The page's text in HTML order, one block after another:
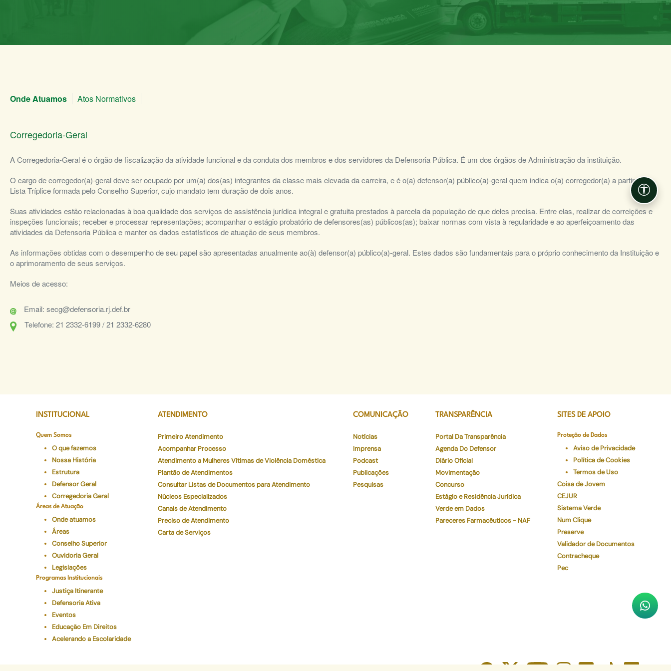
Onde Atuamos Atos Normativos
Corregedoria-Geral
A Corregedoria-Geral é o órgão de fiscalização da atividade funcional e da conduta dos membros e dos servidores da Defensoria Pública. É um dos órgãos de Administração da instituição.
O cargo de corregedor(a)-geral deve ser ocupado por um(a) dos(as) integrantes da classe mais elevada da carreira, e é o(a) defensor(a) público(a)-geral quem indica o(a) corregedor(a) a partir da
Lista Tríplice formada pelo Conselho Superior, cujo mandato tem duração de dois anos.
Suas atividades estão relacionadas à boa qualidade dos serviços de assistência jurídica integral e gratuita prestados à parcela da população de que deles precisa. Entre elas, realizar de correições e
inspeções funcionais; receber e processar representações; acompanhar o estágio probatório de defensores(as) públicos(as); baixar normas com vista à regularidade e ao aperfeiçoamento das
atividades da Defensoria Pública e manter os dados estatísticos de atuação de seus membros.
As informações obtidas com o desempenho de seu papel são apresentadas anualmente ao(à) defensor(a) público(a)-geral. Estes dados são fundamentais para o próprio conhecimento da Instituição e
o aprimoramento de seus serviços.
Meios de acesso:
Email: secg@defensoria.rj.def.br
Telefone: 21 2332-6199 / 21 2332-6280
INSTITUCIONAL
Quem Somos
O que fazemos
Nossa História
Estrutura
Defensor Geral
Corregedoria Geral
Áreas de Atuação
Onde atuamos
Áreas
Conselho Superior
Ouvidoria Geral
Legislações
Programas Institucionais
Justiça Itinerante
Defensoria Ativa
Eventos
Educação Em Direitos
Acelerando a Escolaridade
ATENDIMENTO
Primeiro Atendimento
Acompanhar Processo
Atendimento a Mulheres Vítimas de Violência Doméstica
Plantão de Atendimentos
Consultar Listas de Documentos para Atendimento
Núcleos Especializados
Canais de Atendimento
Preciso de Atendimento
Carta de Serviços
COMUNICAÇÃO
Notícias
Imprensa
Podcast
Publicações
Pesquisas
TRANSPARÊNCIA
Portal Da Transparência
Agenda Do Defensor
Diário Oficial
Movimentação
Concurso
Estágio e Residência Jurídica
Verde em Dados
Pareceres Farmacêuticos - NAF
SITES DE APOIO
Proteção de Dados
Aviso de Privacidade
Política de Cookies
Termos de Uso
Coisa de Jovem
CEJUR
Sistema Verde
Num Clique
Preserve
Validador de Documentos
Contracheque
Pec